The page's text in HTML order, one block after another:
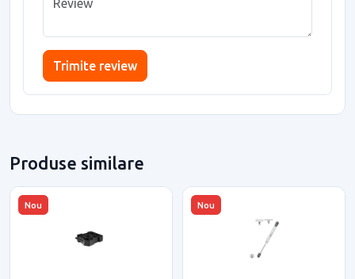
Trimite review
Produse similare
Nou Nou